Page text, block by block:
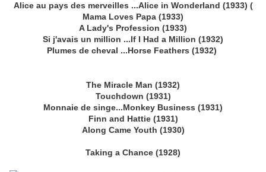
Alice au pays des merveilles ...Alice in Wonderland (1933) (
Mama Loves Papa (1933)
A Lady's Profession (1933)
Si j'avais un million ...If I Had a Million (1932)
Plumes de cheval ...Horse Feathers (1932)
The Miracle Man (1932)
Touchdown (1931)
Monnaie de singe...Monkey Business (1931)
Finn and Hattie (1931)
Along Came Youth (1930)
Taking a Chance (1928)